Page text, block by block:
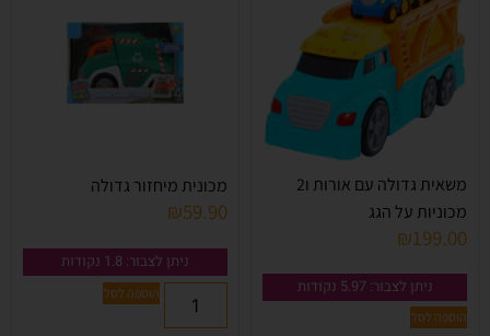
משאית גדולה עם אורות ו2
מכוניות על הגג
₪199.00
ניתן לצבור: 5.97 נקודות
הוספה לסל
מכונית מיחזור גדולה
₪59.90
ניתן לצבור: 1.8 נקודות
הוספה לסל